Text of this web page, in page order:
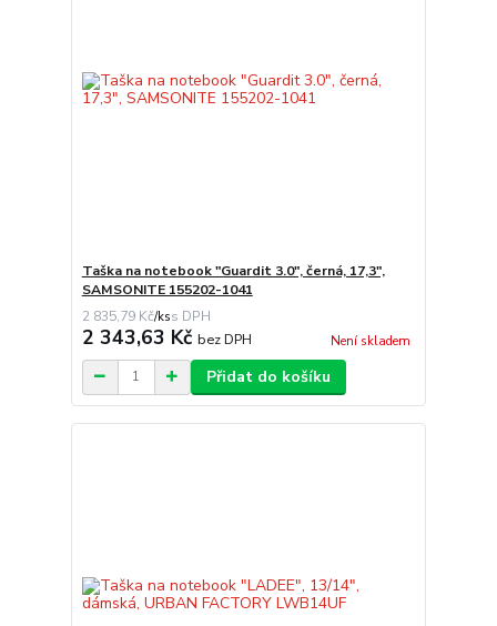
Taška na notebook "Guardit 3.0", černá, 17,3",
SAMSONITE 155202-1041
2 835,79 Kč/ks
2 343,63 Kč bez DPH Není skladem
Přidat do košíku